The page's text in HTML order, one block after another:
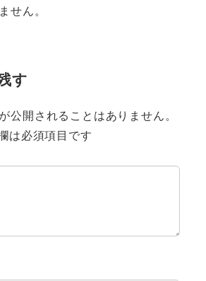
せん。
す
公開されることはありません。
は必須項目です